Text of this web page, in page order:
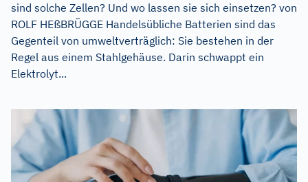
sind solche Zellen? Und wo lassen sie sich einsetzen? von
ROLF HEßBRÜGGE Handelsübliche Batterien sind das
Gegenteil von umweltverträglich: Sie bestehen in der
Regel aus einem Stahlgehäuse. Darin schwappt ein
Elektrolyt...